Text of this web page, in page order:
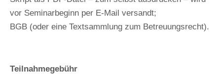
vor Seminarbeginn per E-Mail versandt;
BGB (oder eine Textsammlung zum Betreuungsrecht).
Teilnahmegebühr